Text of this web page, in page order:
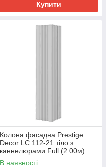
Купити
Колона фасадна Prestige
Decor LC 112-21 тіло з
каннелюрами Full (2.00м)
В наявності